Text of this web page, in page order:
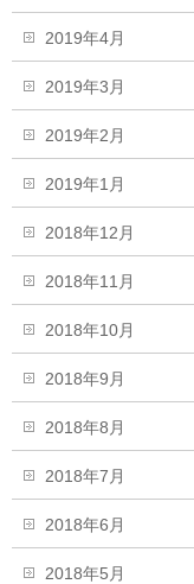
2019年4月
2019年3月
2019年2月
2019年1月
2018年12月
2018年11月
2018年10月
2018年9月
2018年8月
2018年7月
2018年6月
2018年5月